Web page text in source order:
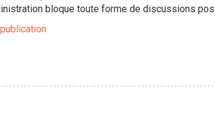
bloque toute forme de discussions